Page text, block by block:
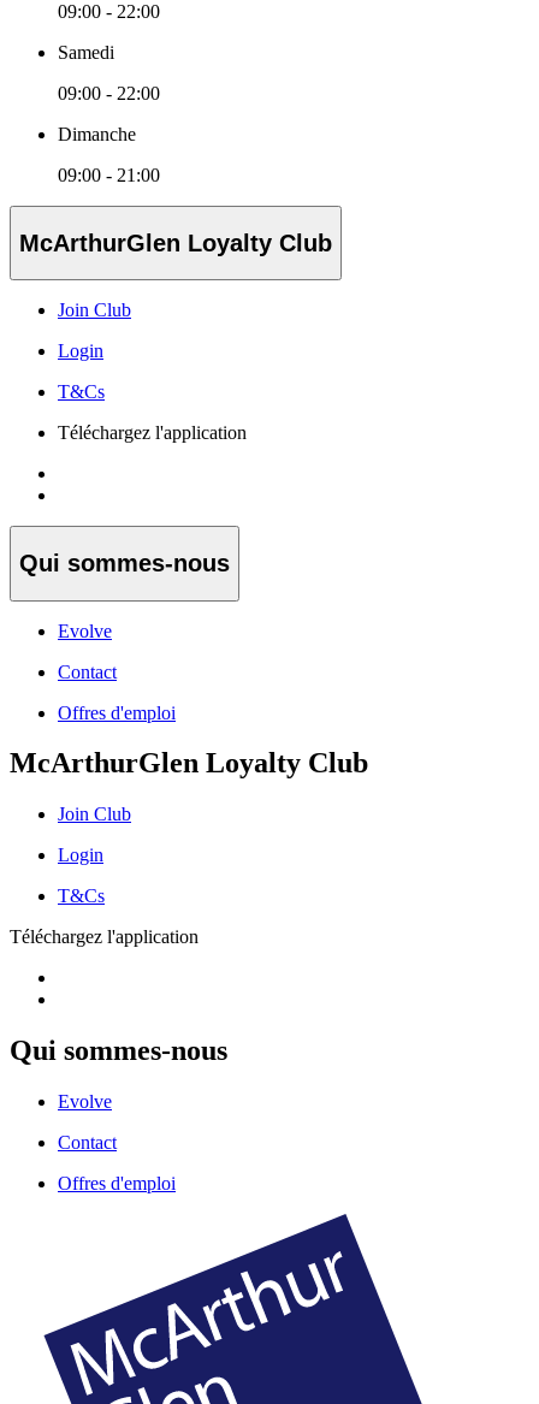
09:00 - 22:00
Samedi
09:00 - 22:00
Dimanche
09:00 - 21:00
McArthurGlen Loyalty Club
Join Club
Login
T&Cs
Téléchargez l'application
Qui sommes-nous
Evolve
Contact
Offres d'emploi
McArthurGlen Loyalty Club
Join Club
Login
T&Cs
Téléchargez l'application
Qui sommes-nous
Evolve
Contact
Offres d'emploi